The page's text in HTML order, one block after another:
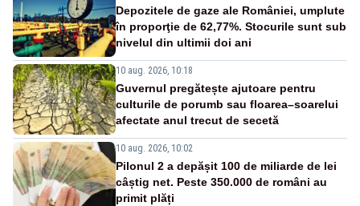
Depozitele de gaze ale României, umplute
în proporţie de 62,77%. Stocurile sunt sub
nivelul din ultimii doi ani
10 aug. 2026, 10:18
Guvernul pregătește ajutoare pentru
culturile de porumb sau floarea–soarelui
afectate anul trecut de secetă
10 aug. 2026, 10:02
Pilonul 2 a depășit 100 de miliarde de lei
câștig net. Peste 350.000 de români au
primit plăți